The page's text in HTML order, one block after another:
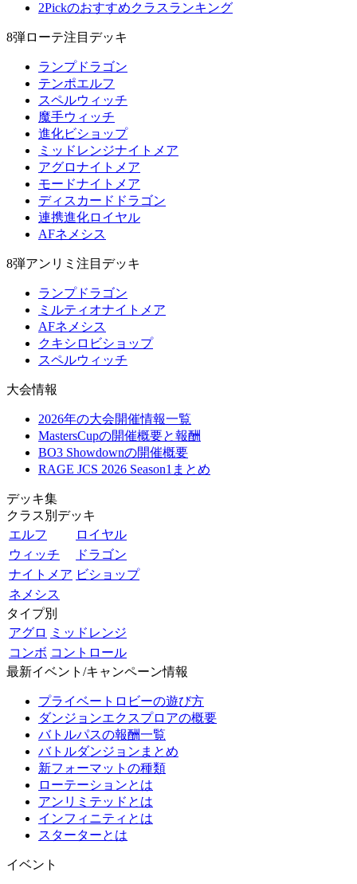
2Pickのおすすめクラスランキング
8弾ローテ注目デッキ
ランプドラゴン
テンポエルフ
スペルウィッチ
魔手ウィッチ
進化ビショップ
ミッドレンジナイトメア
アグロナイトメア
モードナイトメア
ディスカードドラゴン
連携進化ロイヤル
AFネメシス
8弾アンリミ注目デッキ
ランプドラゴン
ミルティオナイトメア
AFネメシス
クキシロビショップ
スペルウィッチ
大会情報
2026年の大会開催情報一覧
MastersCupの開催概要と報酬
BO3 Showdownの開催概要
RAGE JCS 2026 Season1まとめ
デッキ集
クラス別デッキ
エルフ
ロイヤル
ウィッチ
ドラゴン
ナイトメア ビショップ
ネメシス
タイプ別
アグロ
ミッドレンジ
コンボ コントロール
最新イベント/キャンペーン情報
プライベートロビーの遊び方
ダンジョンエクスプロアの概要
バトルパスの報酬一覧
バトルダンジョンまとめ
新フォーマットの種類
ローテーションとは
アンリミテッドとは
インフィニティとは
スターターとは
イベント